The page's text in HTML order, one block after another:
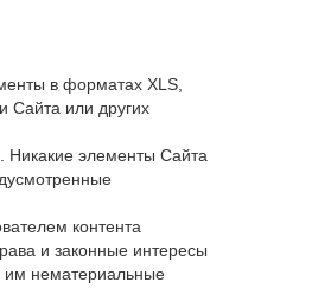
в форматах XLS,
Сайта или других
Никакие элементы Сайта
контента
и законные интересы
им нематериальные